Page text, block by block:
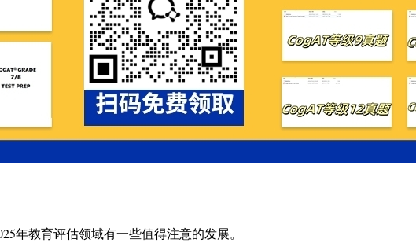
年教育评估领域有一些值得注意的发展。